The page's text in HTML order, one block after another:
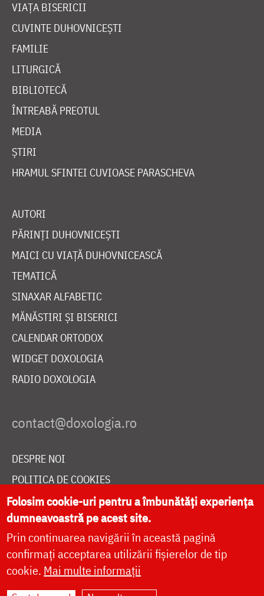
VIAȚA BISERICII
CUVINTE DUHOVNICEȘTI
FAMILIE
LITURGICĂ
BIBLIOTECĂ
ÎNTREABĂ PREOTUL
MEDIA
ȘTIRI
HRAMUL SFINTEI CUVIOASE PARASCHEVA
AUTORI
PĂRINȚI DUHOVNICEȘTI
MAICI CU VIAȚĂ DUHOVNICEASCĂ
TEMATICĂ
SINAXAR ALFABETIC
MĂNĂSTIRI ȘI BISERICI
CALENDAR ORTODOX
WIDGET DOXOLOGIA
RADIO DOXOLOGIA
DESPRE NOI
POLITICA DE COOKIES
DONEAZĂ ONLINE PENTRU CATEDRALA NAȚIONALĂ
LIVE
Folosim cookie-uri pentru a îmbunătăți experiența
dumneavoastră pe acest site.
Prin continuarea navigării în această pagină
confirmați acceptarea utilizării fișierelor de tip
cookie. Mai multe informații